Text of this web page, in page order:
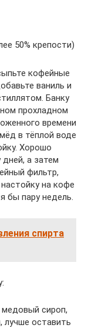
50% крепости)
кофейные
ваниль и
Банку
прохладном
времени
в тёплой воде
Хорошо
а затем
фильтр,
на кофе
бы пару недель.
спирта
сироп,
лучше оставить